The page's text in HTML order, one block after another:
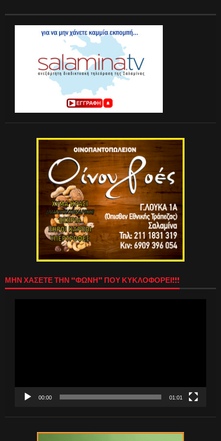
ΜΗΝ ΧΑΣΕΤΕ ΤΗΝ “ΦΩΝΗ” ΠΟΥ ΚΥΚΛΟΦΟΡΕΙ!!!
00:00 01:01